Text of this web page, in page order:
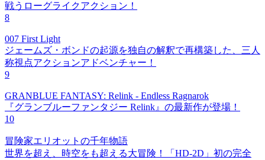
戦うローグライクアクション！
8
007 First Light
ジェームズ・ボンドの起源を独自の解釈で再構築した、三人
称視点アクションアドベンチャー！
9
GRANBLUE FANTASY: Relink - Endless Ragnarok
『グランブルーファンタジー Relink』の最新作が登場！
10
冒険家エリオットの千年物語
世界を超え、時空をも超える大冒険！「HD-2D」初の完全